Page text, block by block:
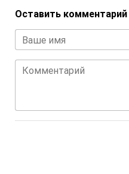
Оставить комментарий
Ваше имя
Комментарий